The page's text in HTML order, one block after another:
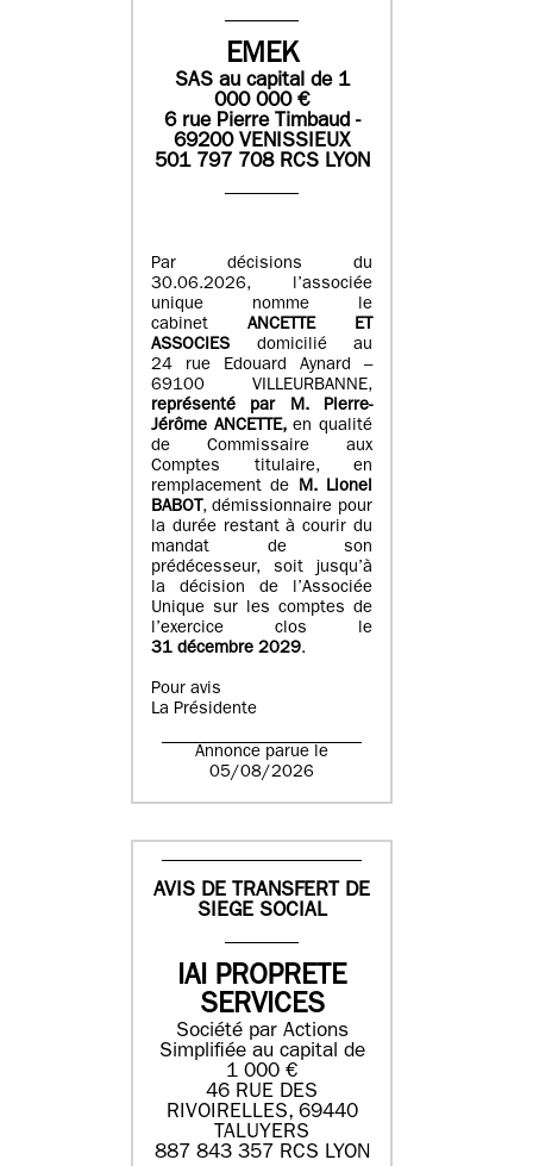
EMEK
SASau capital de 1
000 000€
6 rue Pierre Timbaud -
69200 VENISSIEUX
501 797 708 RCS LYON
Par décisions du
30.06.2026, l’associée
unique nomme le
cabinet ANCETTE ET
ASSOCIES
domicilié au
24 rue Edouard Aynard –
69100 VILLEURBANNE,
représenté par M.Pierre-
Jérôme ANCETTE, en qualité
de Commissaire aux
Comptes titulaire, en
remplacement de M.Lionel
BABOT , démissionnaire pour
la durée restant à courir du
mandat de son
prédécesseur, soit jusqu’à
la décision de l’Associée
Unique sur les comptes de
l’exercice clos le
31 décembre 2029.
Pour avis
La Présidente
Annonce parue le
05/08/2026
AVIS DE TRANSFERT DE
SIEGE SOCIAL
IAI PROPRETE
SERVICES
Société par Actions
Simplifiée au capital de
1 000 €
46 RUE DES
RIVOIRELLES, 69440
TALUYERS
887 843 357 RCS LYON